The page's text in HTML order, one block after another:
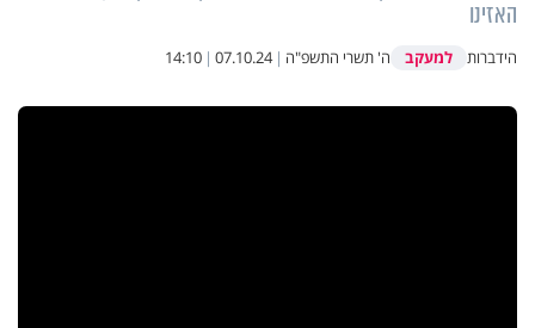
האזינו
הידברות למעקב ה' תשרי התשפ"ה |
07.10.24
|
14:10